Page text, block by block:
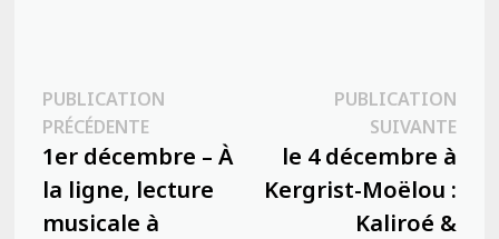
Navigation
de
l’article
PUBLICATION
PRÉCÉDENTEPublication
précédente :
1er décembre – À
la ligne, lecture
musicale à
PUBLICATION
SUIVANTE
le 4 décembre à
Kergrist-Moëlou :
Kaliroé &